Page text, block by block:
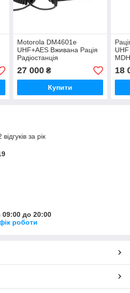
Motorola DM4601e
UHF+AES Вживана Рація
Радіостанція
27 000₴
Купити
18
за рік
09:00 до 20:00
роботи